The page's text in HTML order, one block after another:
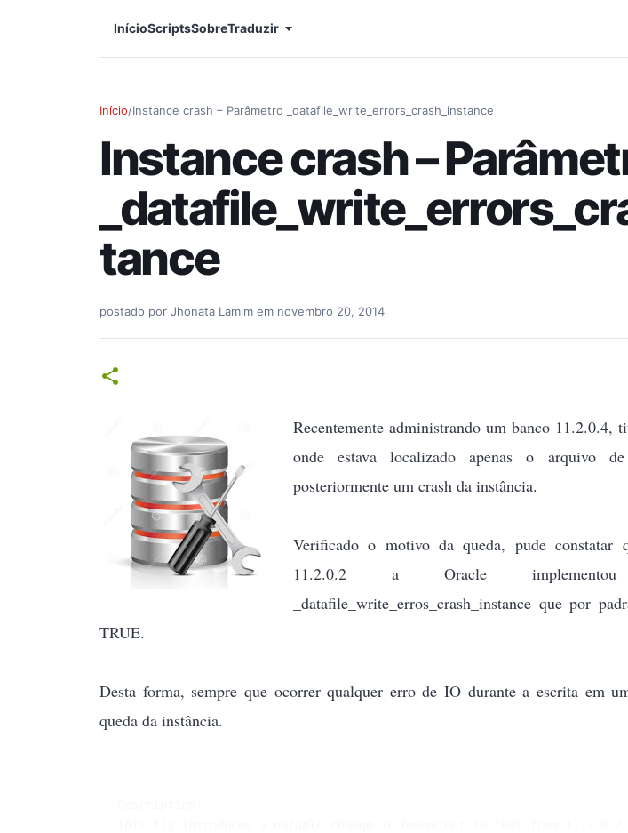
InícioScriptsSobreTraduzir
Início/Instance crash – Parâmetro _datafile_write_errors_crash_instance
Instance crash –
tance
postado por Jhonata Lamim em novembro 20, 2014
Recentemente administrando um banco 11.2.0.4,
onde estava localizado apenas o arquivo
posteriormente um crash da instância.
Verificado o motivo da queda, pude constatar
11.2.0.2 a Oracle
_datafile_write_erros_crash_instance que por
TRUE.
Desta forma, sempre que ocorrer qualquer erro de IO durante a escrita em
queda da instância.
This fix introduces a notable change in behaviour in that from